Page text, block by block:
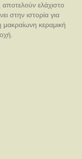
αποτελούν ελάχιστο
στην ιστορία για
κεραμική